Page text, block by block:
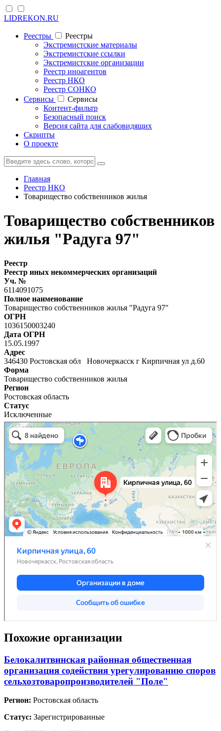
LIDREKON.RU
Реестры
Реестры
Экстремистские материалы
Экстремистские ссылки
Экстремистские организации
Реестр иноагентов
Реестр НКО
Реестр СОНКО
Cервисы
Cервисы
Контент-фильтр
Безопасный поиск
Версия сайта для слабовидящих
Скрипты
О проекте
Главная
Реестр НКО
Товарищество собственников жилья
Товарищество собственников
жилья "Радуга 97"
Реестр
Реестр иных некоммерческих организаций
Уч. №
6114091075
Полное наименование
Товарищество собственников жилья "Радуга 97"
ОГРН
1036150003240
Дата ОГРН
15.05.1997
Адрес
346430 Ростовская обл Новочеркасск г Кирпичная ул д.60
Форма
Товарищество собственников жилья
Регион
Ростовская область
Статус
Исключенные
Похожие организации
Белокалитвинская районная общественная
организация содействия урегулированию споров
сельхозтоваропроизводителей "Поле"
Регион: Ростовская область
Статус: Зарегистрированные